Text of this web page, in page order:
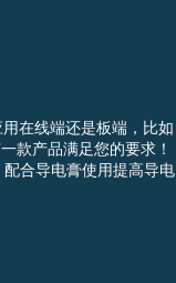
在线端还是板端，比如
款产品满足您的要求！
配合导电膏使用提高导电